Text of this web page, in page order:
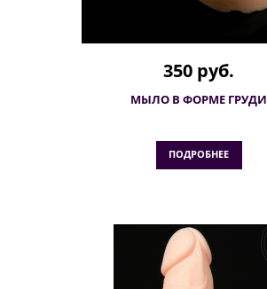
350 руб.
МЫЛО В ФОРМЕ ГРУДИ
ПОДРОБНЕЕ